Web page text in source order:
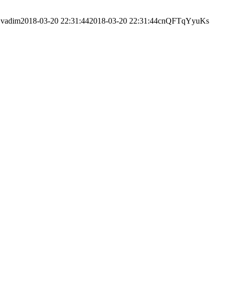
vadim2018-03-20 22:31:442018-03-20 22:31:44cnQFTqYyuKs